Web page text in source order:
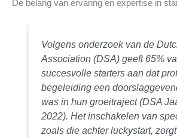
De belang van ervaring en expertise in
Volgens onderzoek van de
Association (DSA) geeft 65%
succesvolle starters aan dat
begeleiding een
was in hun groeitraject (DSA
2022). Het inschakelen van
zoals die achter luckystart,